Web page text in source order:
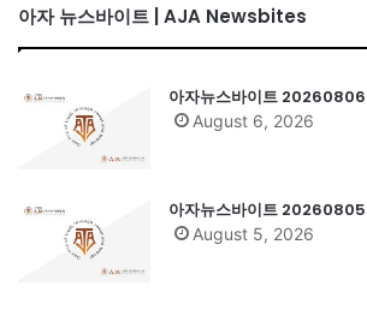
아자 뉴스바이트 | AJA Newsbites
아자뉴스바이트 20260806
August 6, 2026
아자뉴스바이트 20260805
August 5, 2026